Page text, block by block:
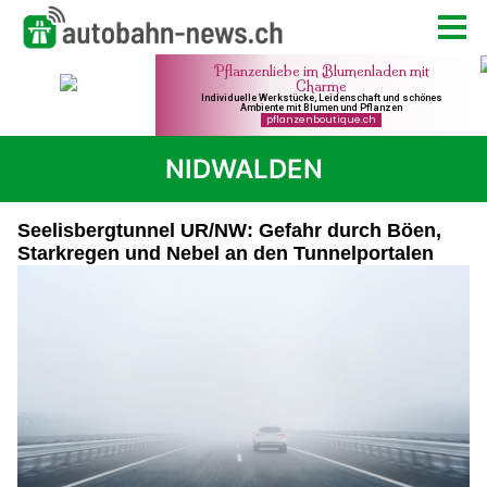
NIDWALDEN
Seelisbergtunnel UR/NW: Gefahr durch Böen,
Starkregen und Nebel an den Tunnelportalen